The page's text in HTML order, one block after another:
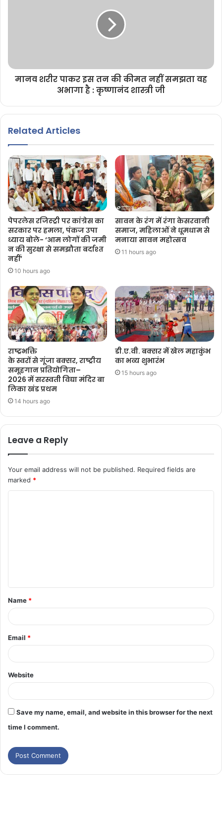
मानव शरीर पाकर इस तन की कीमत नहीं समझता वह
अभागा है : कृष्णानंद शास्त्री जी
Related Articles
पेपरलेस रजिस्ट्री पर कांग्रेस का
सरकार पर हमला, पंकज उपा
ध्याय बोले- ‘आम लोगों की जमी
न की सुरक्षा से समझौता बर्दाश्त
नहीं’
10 hours ago
सावन के रंग में रंगा केसरवानी
समाज, महिलाओं ने धूमधाम से
मनाया सावन महोत्सव
11 hours ago
राष्ट्रभक्ति
के स्वरों से गूंजा बक्सर, राष्ट्रीय
समूहगान प्रतियोगिता–
2026 में सरस्वती विद्या मंदिर बा
लिका खंड प्रथम
14 hours ago
डी.ए.वी. बक्सर में खेल महाकुंभ
का भव्य शुभारंभ
15 hours ago
Leave a Reply
Your email address will not be published. Required fields are
marked *
Name *
Email *
Website
Save my name, email, and website in this browser for the next
time I comment.